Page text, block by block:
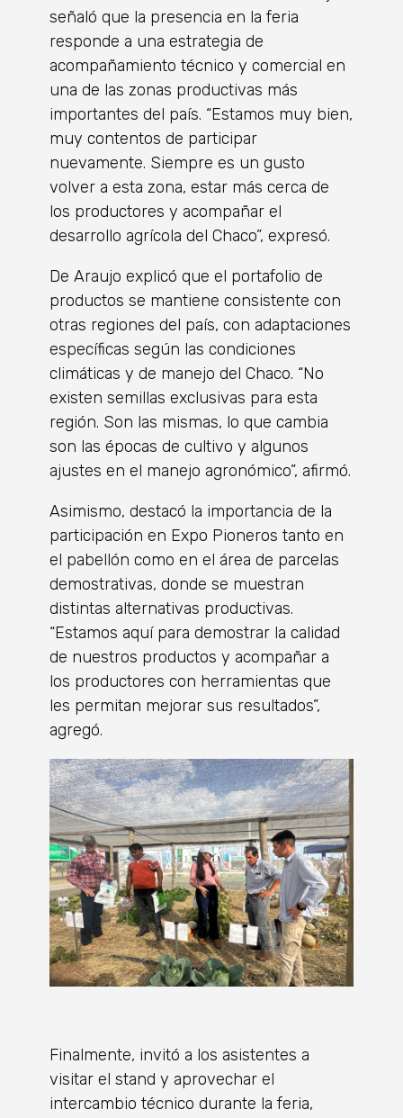
señaló que la presencia en la feria
responde a una estrategia de
acompañamiento técnico y comercial en
una de las zonas productivas más
importantes del país. “Estamos muy bien,
muy contentos de participar
nuevamente. Siempre es un gusto
volver a esta zona, estar más cerca de
los productores y acompañar el
desarrollo agrícola del Chaco”, expresó.
De Araujo explicó que el portafolio de
productos se mantiene consistente con
otras regiones del país, con adaptaciones
específicas según las condiciones
climáticas y de manejo del Chaco. “No
existen semillas exclusivas para esta
región. Son las mismas, lo que cambia
son las épocas de cultivo y algunos
ajustes en el manejo agronómico”, afirmó.
Asimismo, destacó la importancia de la
participación en Expo Pioneros tanto en
el pabellón como en el área de parcelas
demostrativas, donde se muestran
distintas alternativas productivas.
“Estamos aquí para demostrar la calidad
de nuestros productos y acompañar a
los productores con herramientas que
les permitan mejorar sus resultados”,
agregó.
Finalmente, invitó a los asistentes a
visitar el stand y aprovechar el
intercambio técnico durante la feria,